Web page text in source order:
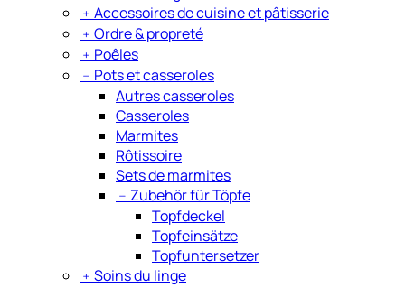
﹢ Accessoires de cuisine et pâtisserie
﹢ Ordre & propreté
﹢ Poêles
﹣ Pots et casseroles
Autres casseroles
Casseroles
Marmites
Rôtissoire
Sets de marmites
﹣ Zubehör für Töpfe
Topfdeckel
Topfeinsätze
Topfuntersetzer
﹢ Soins du linge